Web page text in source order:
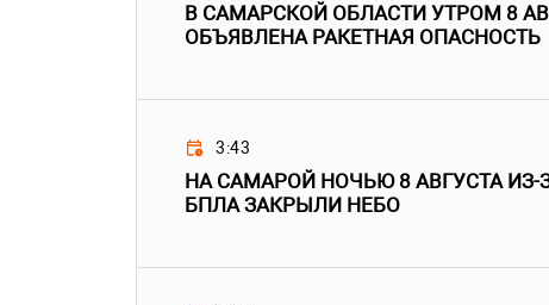
В САМАРСКОЙ ОБЛАСТИ УТРОМ 8
ОБЪЯВЛЕНА РАКЕТНАЯ ОПАСНОСТЬ
3:43
НА САМАРОЙ НОЧЬЮ 8 АВГУСТА ИЗ-
БПЛА ЗАКРЫЛИ НЕБО